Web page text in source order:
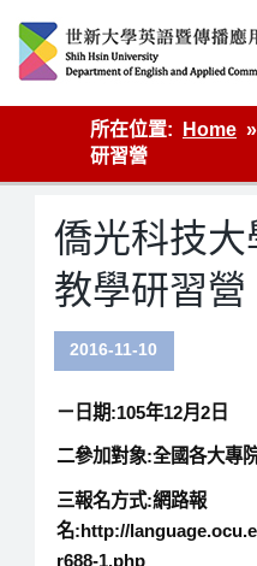
content
英語傳播
所在位置:
Home
研習營
僑光科技
教學研習營
2016-11-10
ㄧ日期:105年12月2日
二參加對象:全國各大專
三報名方式:網路報
名:http://
r688-1.php